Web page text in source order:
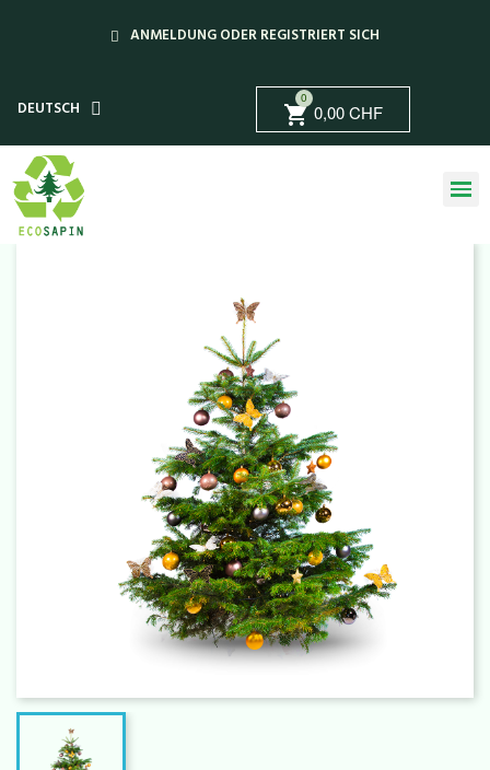
ANMELDUNG ODER REGISTRIERT SICH
DEUTSCH shopping_cart
0
0,00 CHF